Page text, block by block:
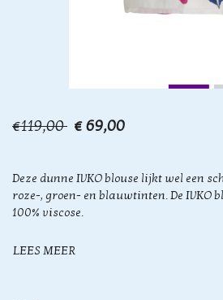
€119,00 € 69,00
Deze dunne IVKO blouse lijkt wel een
roze-, groen- en blauwtinten. De IVKO
100% viscose.
LEES MEER